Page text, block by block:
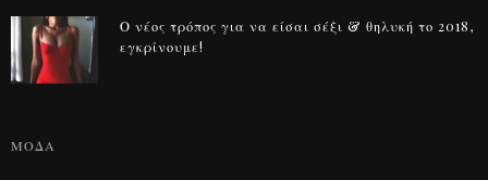
Ο νέος τρόπος για να είσαι σέξι & θηλυκή το 2018,
εγκρίνουμε!
ΜΟΔΑ